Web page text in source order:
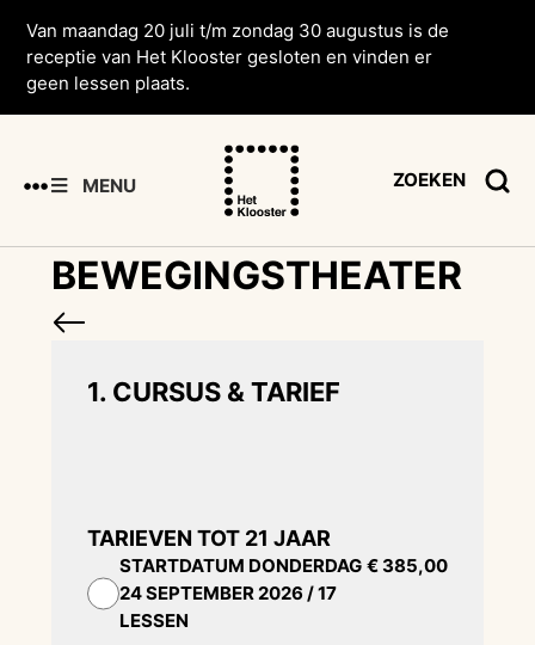
Van maandag 20 juli t/m zondag 30 augustus is de
receptie van Het Klooster gesloten en vinden er
geen lessen plaats.
MENU ZOEKEN
BEWEGINGSTHEATER
1. CURSUS & TARIEF
TARIEVEN TOT 21 JAAR
STARTDATUM DONDERDAG
24 SEPTEMBER 2026 / 17
LESSEN
€ 385,00